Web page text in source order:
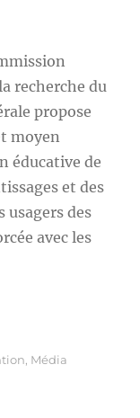
recherche du
propose
moyen
éducative de
et des
usagers des
avec les
Média